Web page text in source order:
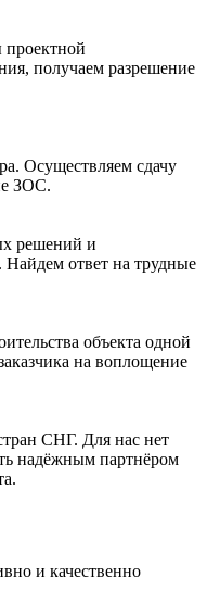
проектной
получаем разрешение
Осуществляем сдачу
ЗОС.
решений и
Найдем ответ на трудные
объекта одной
на воплощение
СНГ. Для нас нет
надёжным партнёром
и качественно